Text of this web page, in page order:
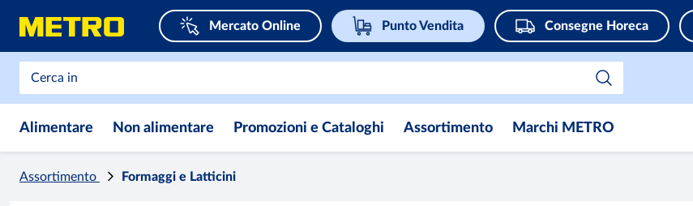
Mercato Online Punto Vendita Consegne Horeca
Alimentare Non alimentare Promozioni e Cataloghi Assortimento Marchi METRO
Assortimento Formaggi e Latticini